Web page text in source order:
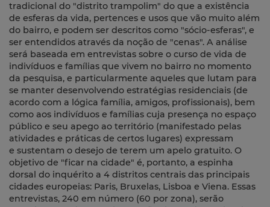
tradicional do "distrito trampolim" do que a existência
de esferas da vida, pertences e usos que vão muito além
do bairro, e podem ser descritos como "sócio-esferas", e
ser entendidos através da noção de "cenas". A análise
será baseada em entrevistas sobre o curso de vida de
indivíduos e famílias que vivem no bairro no momento
da pesquisa, e particularmente aqueles que lutam para
se manter desenvolvendo estratégias residenciais (de
acordo com a lógica família, amigos, profissionais), bem
como aos indivíduos e famílias cuja presença no espaço
público e seu apego ao território (manifestado pelas
atividades e práticas de certos lugares) expressam
e sustentam o desejo de terem um apelo gratuito. O
objetivo de "ficar na cidade" é, portanto, a espinha
dorsal do inquérito a 4 distritos centrais das principais
cidades europeias: Paris, Bruxelas, Lisboa e Viena. Essas
entrevistas, 240 em número (60 por zona), serão